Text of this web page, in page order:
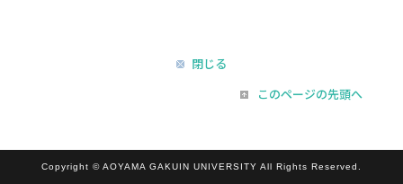
閉じる
このページの先頭へ
Copyright © AOYAMA GAKUIN UNIVERSITY All Rights Reserved.